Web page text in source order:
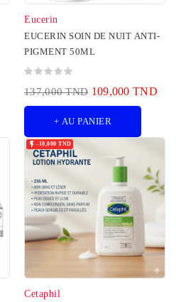
Eucerin
EUCERIN SOIN DE NUIT ANTI-
PIGMENT 50ML
137,000 TND 109,000 TND
+ AU PANIER
-10,000 TND
Cetaphil